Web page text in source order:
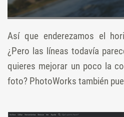
Así que enderezamos el
¿Pero las líneas todavía
quieres mejorar un poco la
foto? PhotoWorks también